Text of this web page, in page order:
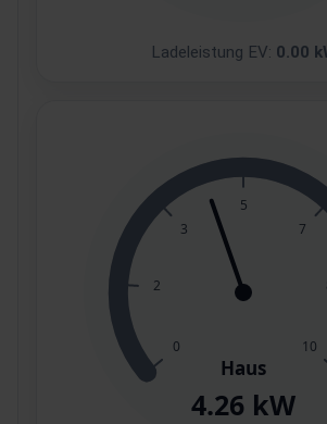
Ladeleistung EV: 0.00